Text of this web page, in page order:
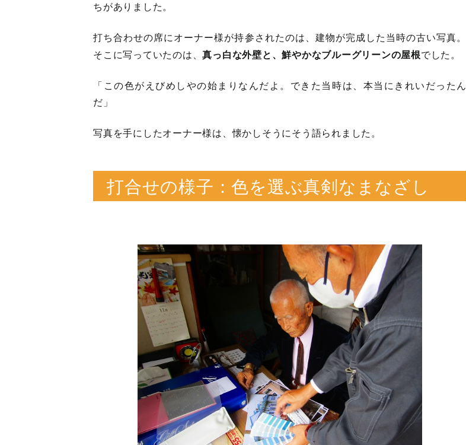
ちがありました。
打ち合わせの席にオーナー様が持参されたのは、建物が完成した当時の古い写真。
そこに写っていたのは、真っ白な外壁と、鮮やかなブルーグリーンの屋根でした。
「この色がえびめしやの始まりなんだよ。できた当時は、本当にきれいだったん
だ」
写真を手にしたオーナー様は、懐かしそうにそう語られました。
打合せの様子：色を選ぶ真剣なまなざし